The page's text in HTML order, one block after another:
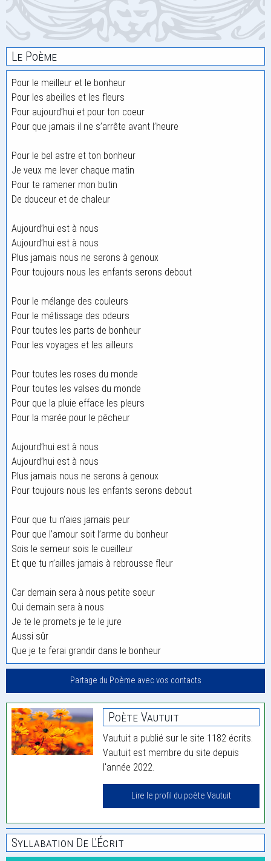
Le Poème
Pour le meilleur et le bonheur
Pour les abeilles et les fleurs
Pour aujourd’hui et pour ton coeur
Pour que jamais il ne s’arrête avant l’heure
Pour le bel astre et ton bonheur
Je veux me lever chaque matin
Pour te ramener mon butin
De douceur et de chaleur
Aujourd’hui est à nous
Aujourd’hui est à nous
Plus jamais nous ne serons à genoux
Pour toujours nous les enfants serons debout
Pour le mélange des couleurs
Pour le métissage des odeurs
Pour toutes les parts de bonheur
Pour les voyages et les ailleurs
Pour toutes les roses du monde
Pour toutes les valses du monde
Pour que la pluie efface les pleurs
Pour la marée pour le pêcheur
Aujourd’hui est à nous
Aujourd’hui est à nous
Plus jamais nous ne serons à genoux
Pour toujours nous les enfants serons debout
Pour que tu n’aies jamais peur
Pour que l’amour soit l’arme du bonheur
Sois le semeur sois le cueilleur
Et que tu n’ailles jamais à rebrousse fleur
Car demain sera à nous petite soeur
Oui demain sera à nous
Je te le promets je te le jure
Aussi sûr
Que je te ferai grandir dans le bonheur
Partage du Poème avec vos contacts
Poète Vautuit
Vautuit a publié sur le site 1182 écrits.
Vautuit est membre du site depuis
l'année 2022.
Lire le profil du poète Vautuit
Syllabation De L'Écrit